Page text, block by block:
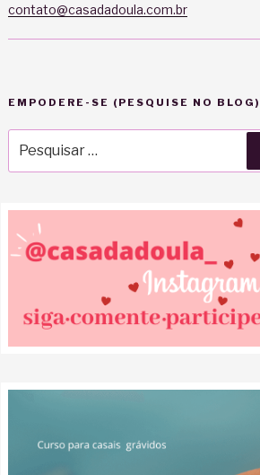
contato@casadadoula.com.br
EMPODERE-SE (PESQUISE NO BLOG)
por: